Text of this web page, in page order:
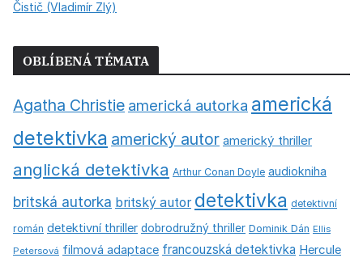
Čistič (Vladimír Zlý)
OBLÍBENÁ TÉMATA
Agatha Christie americká autorka americká
detektivka americký autor americký thriller
anglická detektivka Arthur Conan Doyle audiokniha
britská autorka britský autor detektivka detektivní
román detektivní thriller dobrodružný thriller Dominik Dán Ellis
Petersová filmová adaptace francouzská detektivka Hercule